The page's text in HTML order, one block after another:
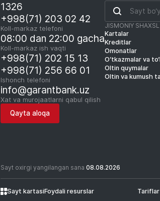
1326
+998(71) 203 02 42
Koll-markaz telefoni
08:00 dan 22:00 gacha
Koll-markaz ish vaqti
+998(71) 202 15 13
+998(71) 256 66 01
Ishonch telefoni
info@garantbank.uz
Xat va murojaatlarni qabul qilish
Qayta aloqa
JISMONIY
Kartalar
Kreditlar
Omonatlar
O‘tkazmalar va
Oltin quymalar
Oltin va kumush
Sayt oxirgi yangilangan sana 08.08.2026
Sayt kartasiFoydali resurslar